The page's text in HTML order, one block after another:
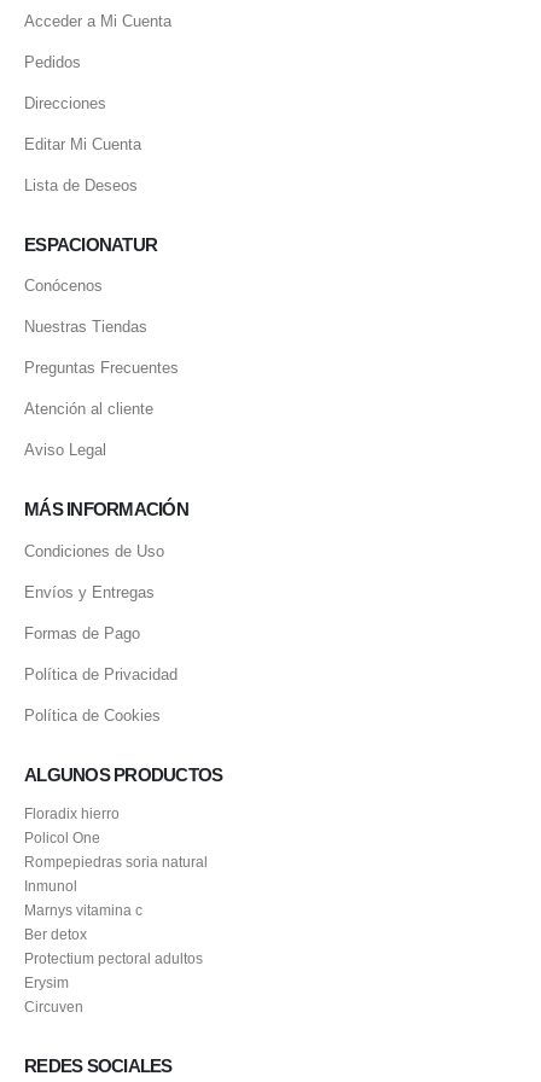
Editar Mi Cuenta
Lista de Deseos
Atención al cliente
Aviso Legal
Política de Privacidad
Política de Cookies
ALGUNOS PRODUCTOS
Floradix hierro
Policol One
Rompepiedras soria natural
Inmunol
Marnys vitamina c
Protectium pectoral adultos